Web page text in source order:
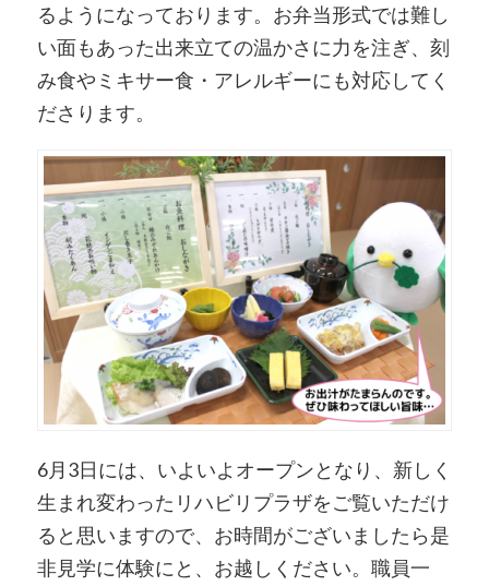
るようになっております。お弁当形式では難し
い面もあった出来立ての温かさに力を注ぎ、刻
み食やミキサー食・アレルギーにも対応してく
ださります。
6月3日には、いよいよオープンとなり、新しく
生まれ変わったリハビリプラザをご覧いただけ
ると思いますので、お時間がございましたら是
非見学に体験にと、お越しください。職員一